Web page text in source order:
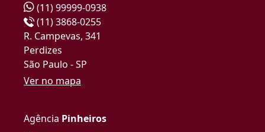
(11) 99999-0938
(11) 3868-0255
R. Campevas, 341
Perdizes
São Paulo - SP
Ver no mapa
Agência Pinheiros